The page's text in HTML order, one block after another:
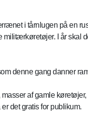
i tårnlugen på en
I år skal
denne gang danner
af gamle
det gratis for publikum.